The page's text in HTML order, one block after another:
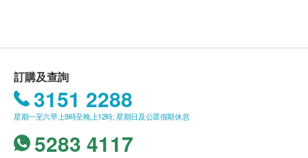
易於調整 彈性舒適
創新的柔軟表面及彈力側腰帶設計， 如內褲般配
合不同身形和動作需要，呵護使用者的脆弱肌膚，
時刻保持貼身舒適。
簡單易用 穩妥貼合
址。* (
附加費。
)
沒有升降機之樓層，將收取上樓送貨費，費用為每
層$30。
訂購及查詢
3151 2288
星期一至六早上9時至晚上12時; 星期日及公眾假期休息
5283 4117